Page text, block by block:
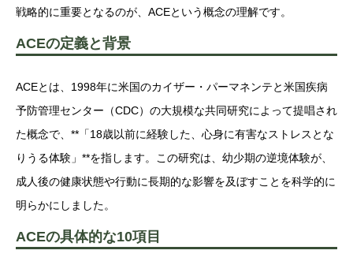
戦略的に重要となるのが、ACEという概念の理解です。
ACEの定義と背景
ACEとは、1998年に米国のカイザー・パーマネンテと米国疾病
予防管理センター（CDC）の大規模な共同研究によって提唱され
た概念で、**「18歳以前に経験した、心身に有害なストレスとな
りうる体験」**を指します。この研究は、幼少期の逆境体験が、
成人後の健康状態や行動に長期的な影響を及ぼすことを科学的に
明らかにしました。
ACEの具体的な10項目